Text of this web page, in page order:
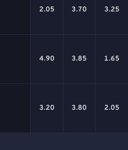
2.05 3.70 3.25
4.90 3.85 1.65
3.20 3.80 2.05